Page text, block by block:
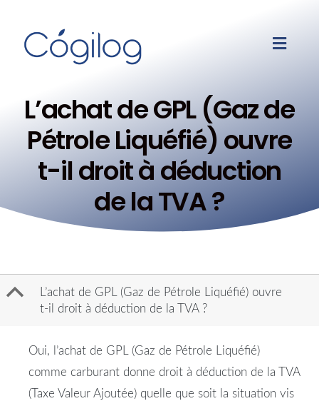
L’achat de GPL (Gaz de
Pétrole Liquéfié) ouvre
t-il droit à déduction
de la TVA ?
B
L’achat de GPL (Gaz de Pétrole Liquéfié) ouvre
t-il droit à déduction de la TVA ?
Oui, l’achat de GPL (Gaz de Pétrole Liquéfié)
comme carburant donne droit à déduction de la TVA
(Taxe Valeur Ajoutée) quelle que soit la situation vis